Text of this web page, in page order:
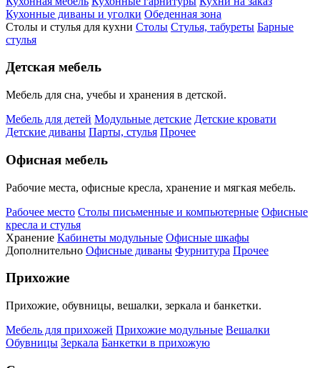
Кухонные диваны и уголки Обеденная зона
Столы и стулья для кухни Столы Стулья, табуреты Барные
стулья
Детская мебель
Мебель для сна, учебы и хранения в детской.
Мебель для детей Модульные детские Детские кровати
Детские диваны Парты, стулья Прочее
Офисная мебель
Рабочие места, офисные кресла, хранение и мягкая мебель.
Рабочее место Столы письменные и компьютерные Офисные
кресла и стулья
Хранение Кабинеты модульные Офисные шкафы
Дополнительно Офисные диваны Фурнитура Прочее
Прихожие
Прихожие, обувницы, вешалки, зеркала и банкетки.
Мебель для прихожей Прихожие модульные Вешалки
Обувницы Зеркала Банкетки в прихожую